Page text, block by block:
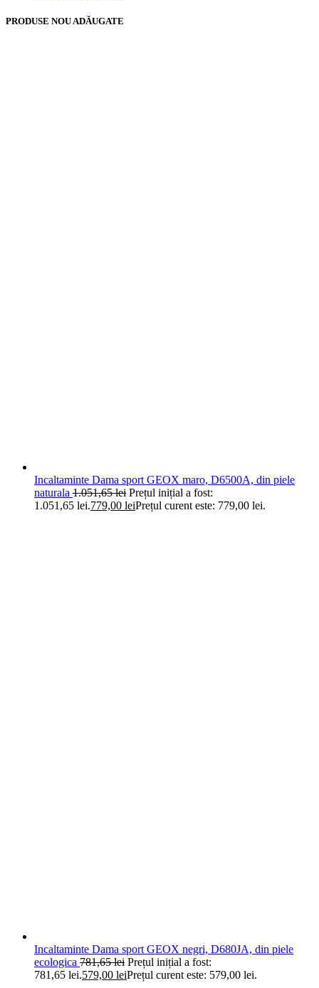
PRODUSE NOU ADĂUGATE
Incaltaminte Dama sport GEOX maro, D6500A, din piele
naturala 1.051,65lei Prețul inițial a fost:
1.051,65 lei.779,00 leiPrețul curent este: 779,00 lei.
Incaltaminte Dama sport GEOX negri, D680JA, din piele
ecologica 781,65lei Prețul inițial a fost:
781,65 lei.579,00 leiPrețul curent este: 579,00 lei.